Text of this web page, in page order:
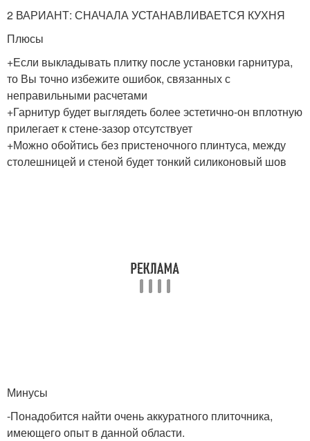
2 ВАРИАНТ: СНАЧАЛА УСТАНАВЛИВАЕТСЯ КУХНЯ
Плюсы
+Если выкладывать плитку после установки гарнитура,
то Вы точно избежите ошибок, связанных с
неправильными расчетами
+Гарнитур будет выглядеть более эстетично-он вплотную
прилегает к стене-зазор отсутствует
+Можно обойтись без пристеночного плинтуса, между
столешницей и стеной будет тонкий силиконовый шов
Минусы
-Понадобится найти очень аккуратного плиточника,
имеющего опыт в данной области.